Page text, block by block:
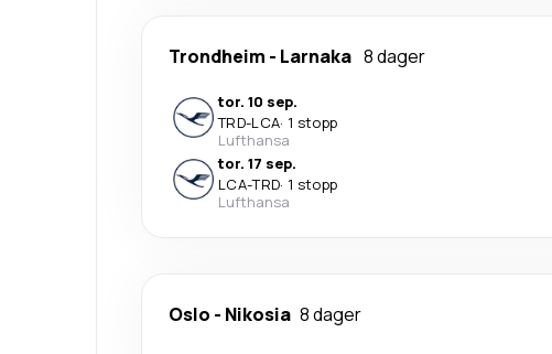
Trondheim - Larnaka 8 dager
tor. 10 sep.
TRD-LCA· 1 stopp
Lufthansa
tor. 17 sep.
LCA-TRD· 1 stopp
Lufthansa
Oslo - Nikosia 8 dager